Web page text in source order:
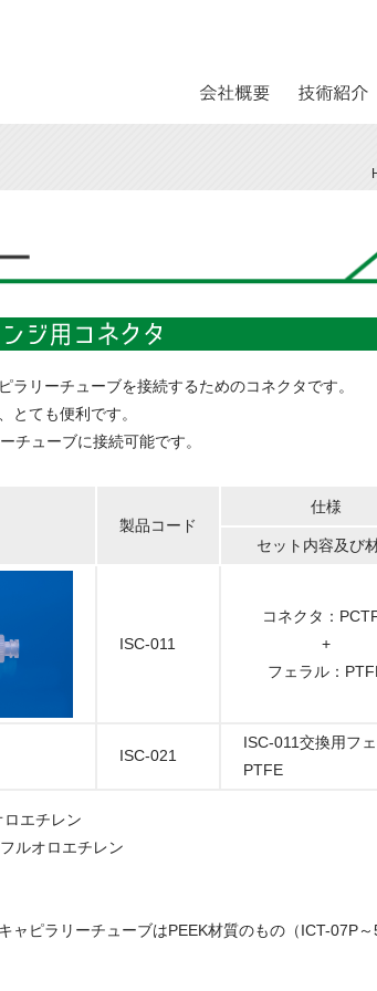
ラリーチューブを接続するためのコネクタです。
とても便利です。
チューブに接続可能です。
製品コード
仕様
セット内容及び
ISC-011
コネクタ：
+
フェラル：
ISC-021
ISC-011交換用フ
PTFE
エチレン
ルオロエチレン
ピラリーチューブはPEEK材質のもの（ICT-07P～